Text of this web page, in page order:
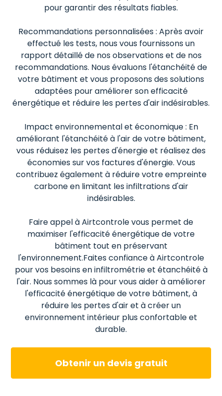
pour garantir des résultats fiables.
Recommandations personnalisées : Après avoir
effectué les tests, nous vous fournissons un
rapport détaillé de nos observations et de nos
recommandations. Nous évaluons l'étanchéité de
votre bâtiment et vous proposons des solutions
adaptées pour améliorer son efficacité
énergétique et réduire les pertes d'air indésirables.
Impact environnemental et économique : En
améliorant l'étanchéité à l'air de votre bâtiment,
vous réduisez les pertes d'énergie et réalisez des
économies sur vos factures d'énergie. Vous
contribuez également à réduire votre empreinte
carbone en limitant les infiltrations d'air
indésirables.
Faire appel à Airtcontrole vous permet de
maximiser l'efficacité énergétique de votre
bâtiment tout en préservant
l'environnement.Faites confiance à Airtcontrole
pour vos besoins en infiltrométrie et étanchéité à
l'air. Nous sommes là pour vous aider à améliorer
l'efficacité énergétique de votre bâtiment, à
réduire les pertes d'air et à créer un
environnement intérieur plus confortable et
durable.
Obtenir un devis gratuit